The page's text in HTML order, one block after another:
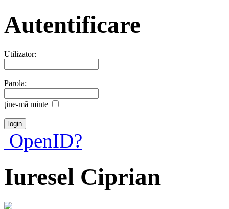
Autentificare
Utilizator:
Parola:
ţine-mã minte
OpenID?
Iuresel Ciprian